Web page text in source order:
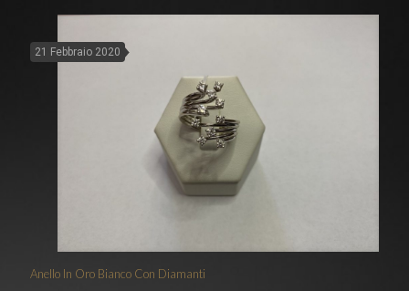
21 Febbraio 2020
Anello In Oro Bianco Con Diamanti